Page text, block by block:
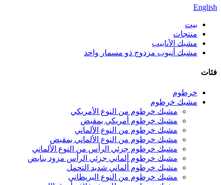
English
بيت
منتجات
مشبك الأنابيب
مشبك أنبوب مزدوج ذو مسمار واحد
فئات
خرطوم
مشبك خرطوم
مشبك خرطوم من النوع الأمريكي
مشبك خرطوم أمريكي بمقبض
مشبك خرطوم من النوع الألماني
مشبك خرطوم من النوع الألماني بمقبض
مشبك خرطوم جزئي الرأس من النوع الألماني
مشبك خرطوم ألماني جزئي الرأس مزود بنابض
مشبك خرطوم ألماني شديد التحمل
مشبك خرطوم من النوع البريطاني